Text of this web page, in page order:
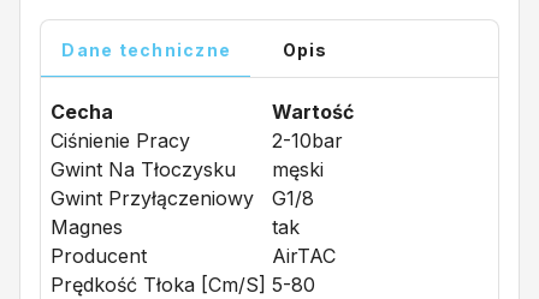
Dane techniczne Opis
Cecha
Wartość
Ciśnienie Pracy
2-10bar
Gwint Na Tłoczysku
męski
Gwint Przyłączeniowy
G1/8
Magnes
tak
Producent
AirTAC
Prędkość Tłoka [cm/s] 5-80